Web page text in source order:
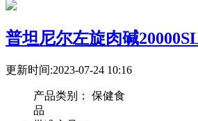
普坦尼尔左旋肉碱
更新时间:2023-07-24 10:16
产品类别： 保健食
品